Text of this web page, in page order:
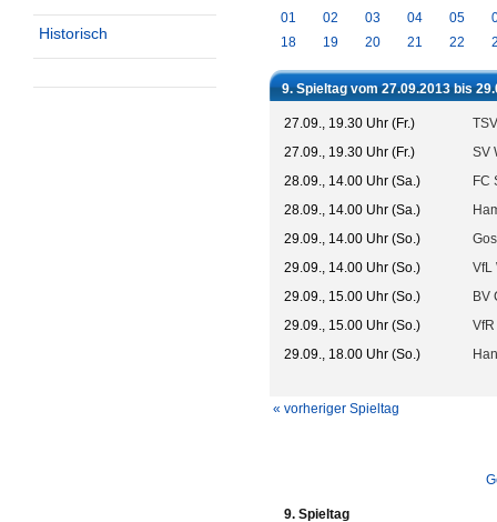
Historisch
01 02 03 04 05
18
19 20 21 22
9. Spieltag vom 27.09.2013 bis
27.09., 19.30 Uhr (Fr.)
27.09., 19.30 Uhr (Fr.)
SV
28.09., 14.00 Uhr (Sa.)
FC
28.09., 14.00 Uhr (Sa.)
29.09., 14.00 Uhr (So.)
29.09., 14.00 Uhr (So.)
VfL
29.09., 15.00 Uhr (So.)
BV
29.09., 15.00 Uhr (So.)
29.09., 18.00 Uhr (So.)
« vorheriger Spieltag
9. Spieltag